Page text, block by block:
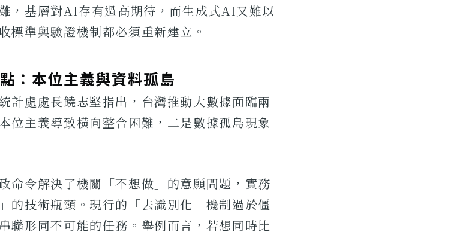
，基層對AI存有過高期待，而生成式AI又難以
標準與驗證機制都必須重新建立。
：本位主義與資料孤島
計處處長饒志堅指出，台灣推動大數據面臨兩
位主義導致橫向整合困難，二是數據孤島現象
命令解決了機關「不想做」的意願問題，實務
的技術瓶頸。現行的「去識別化」機制過於僵
聯形同不可能的任務。舉例而言，若想同時比